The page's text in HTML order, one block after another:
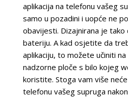
aplikacija na telefonu vašeg
samo u pozadini i uopće ne
obavijesti. Dizajnirana je
bateriju. A kad osjetite da
aplikaciju, to možete učiniti na
nadzorne ploče s bilo kojeg
koristite. Stoga vam više
telefonu vašeg supruga